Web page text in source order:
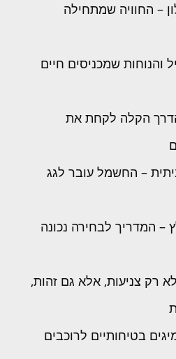
– החוויה שמתחילה
והנוחות שמכניסים חיים
הקלה לקחת את
– החשמל עובר לגג
– המדריך לבחירה נכונה
רק צניעות, אלא גם זהות,
בטיחותיים לרוכבים